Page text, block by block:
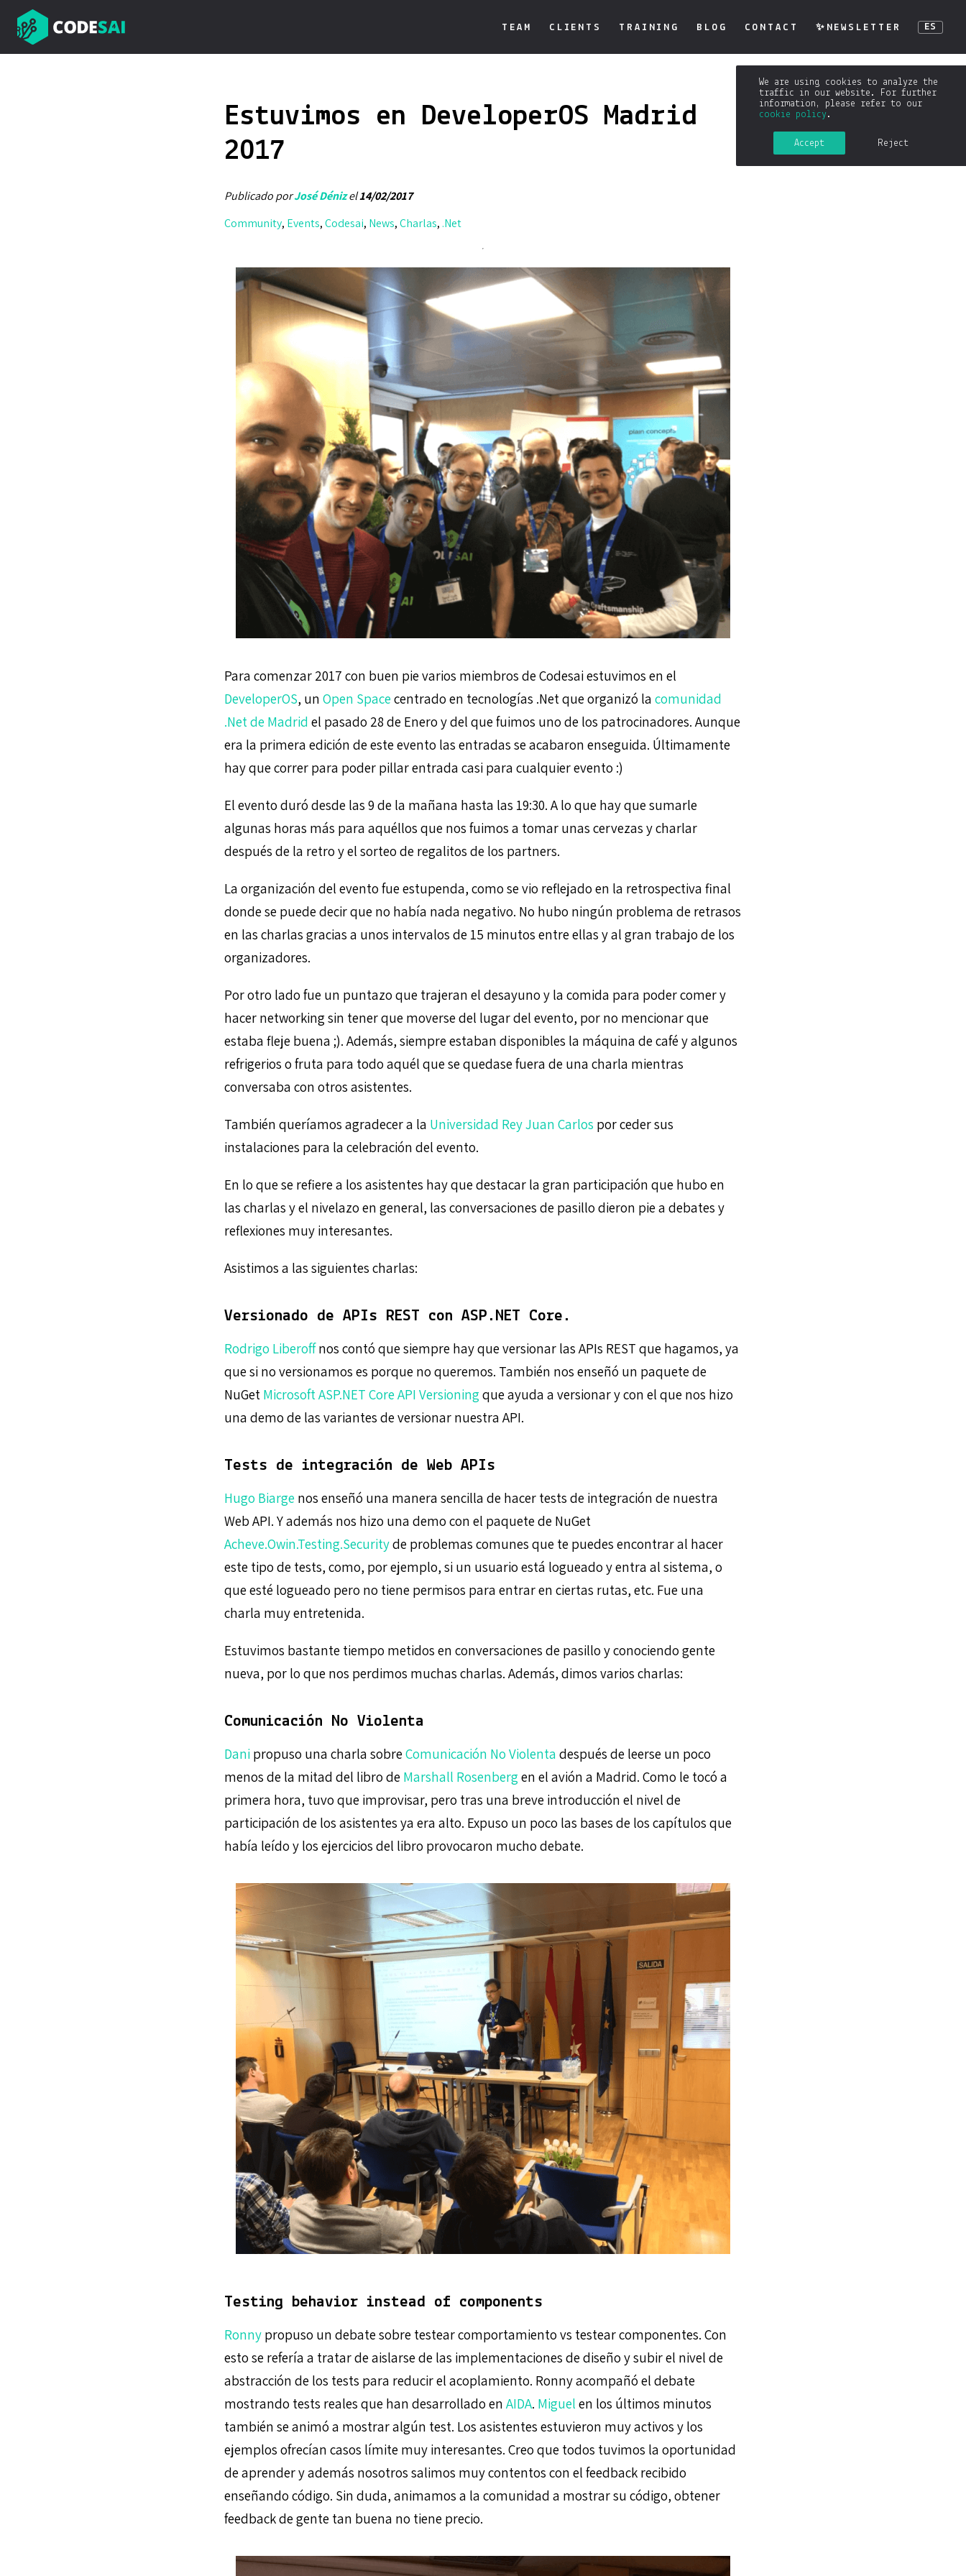
TEAM CLIENTS TRAINING BLOG CONTACT ✨NEWSLETTER ES
We are using cookies to analyze the
traffic in our website. For further
information, please refer to our
cookie policy .
Accept Reject
Estuvimos en DeveloperOS Madrid
2017
Publicado porJosé Dénizel14/02/2017
Community, Events,Codesai, News,Charlas, .Net
Para comenzar 2017 con buen pie varios miembros de Codesai estuvimos en el
DeveloperOS, un Open Spacecentrado en tecnologías .Net que organizó la comunidad
.Net de Madrid el pasado 28 de Enero y del que fuimos uno de los patrocinadores. Aunque
era la primera edición de este evento las entradas se acabaron enseguida. Últimamente
hay que correr para poder pillar entrada casi para cualquier evento :)
El evento duró desde las 9 de la mañana hasta las 19:30. A lo que hay que sumarle
algunas horas más para aquéllos que nos fuimos a tomar unas cervezas y charlar
después de la retro y el sorteo de regalitos de los partners.
La organización del evento fue estupenda, como se vio reflejado en la retrospectiva final
donde se puede decir que no había nada negativo. No hubo ningún problema de retrasos
en las charlas gracias a unos intervalos de 15 minutos entre ellas y al gran trabajo de los
organizadores.
Por otro lado fue un puntazo que trajeran el desayuno y la comida para poder comer y
hacer networking sin tener que moverse del lugar del evento, por no mencionar que
estaba fleje buena ;). Además, siempre estaban disponibles la máquina de café y algunos
refrigerios o fruta para todo aquél que se quedase fuera de una charla mientras
conversaba con otros asistentes.
También queríamos agradecer a la Universidad Rey Juan Carlos por ceder sus
instalaciones para la celebración del evento.
En lo que se refiere a los asistentes hay que destacar la gran participación que hubo en
las charlas y el nivelazo en general, las conversaciones de pasillo dieron pie a debates y
reflexiones muy interesantes.
Asistimos a las siguientes charlas:
Versionado de APIs REST con ASP.NET Core.
Rodrigo Liberoffnos contó que siempre hay que versionar las APIs REST que hagamos, ya
que si no versionamos es porque no queremos. También nos enseñó un paquete de
NuGet Microsoft ASP.NET Core API Versioningque ayuda a versionar y con el que nos hizo
una demo de las variantes de versionar nuestra API.
Tests de integración de Web APIs
Hugo Biarge nos enseñó una manera sencilla de hacer tests de integración de nuestra
Web API. Y además nos hizo una demo con el paquete de NuGet
Acheve.Owin.Testing.Securityde problemas comunes que te puedes encontrar al hacer
este tipo de tests, como, por ejemplo, si un usuario está logueado y entra al sistema, o
que esté logueado pero no tiene permisos para entrar en ciertas rutas, etc. Fue una
charla muy entretenida.
Estuvimos bastante tiempo metidos en conversaciones de pasillo y conociendo gente
nueva, por lo que nos perdimos muchas charlas. Además, dimos varios charlas:
Comunicación No Violenta
Dani propuso una charla sobreComunicación No Violenta después de leerse un poco
menos de la mitad del libro de Marshall Rosenbergen el avión a Madrid. Como le tocó a
primera hora, tuvo que improvisar, pero tras una breve introducción el nivel de
participación de los asistentes ya era alto. Expuso un poco las bases de los capítulos que
había leído y los ejercicios del libro provocaron mucho debate.
Testing behavior instead of components
Ronny propuso un debate sobre testear comportamiento vs testear componentes. Con
esto se refería a tratar de aislarse de las implementaciones de diseño y subir el nivel de
abstracción de los tests para reducir el acoplamiento. Ronny acompañó el debate
mostrando tests reales que han desarrollado en AIDA. Miguel en los últimos minutos
también se animó a mostrar algún test. Los asistentes estuvieron muy activos y los
ejemplos ofrecían casos límite muy interesantes. Creo que todos tuvimos la oportunidad
de aprender y además nosotros salimos muy contentos con el feedback recibido
enseñando código. Sin duda, animamos a la comunidad a mostrar su código, obtener
feedback de gente tan buena no tiene precio.